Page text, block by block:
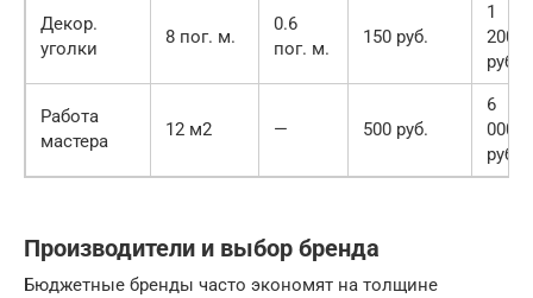
Декор.
уголки
8 пог. м.
0.6
пог. м.
150 руб.
1
200
руб.
Работа
мастера
12 м2 — 500 руб.
6
000
руб.
Производители и выбор бренда
Бюджетные бренды часто экономят на толщине